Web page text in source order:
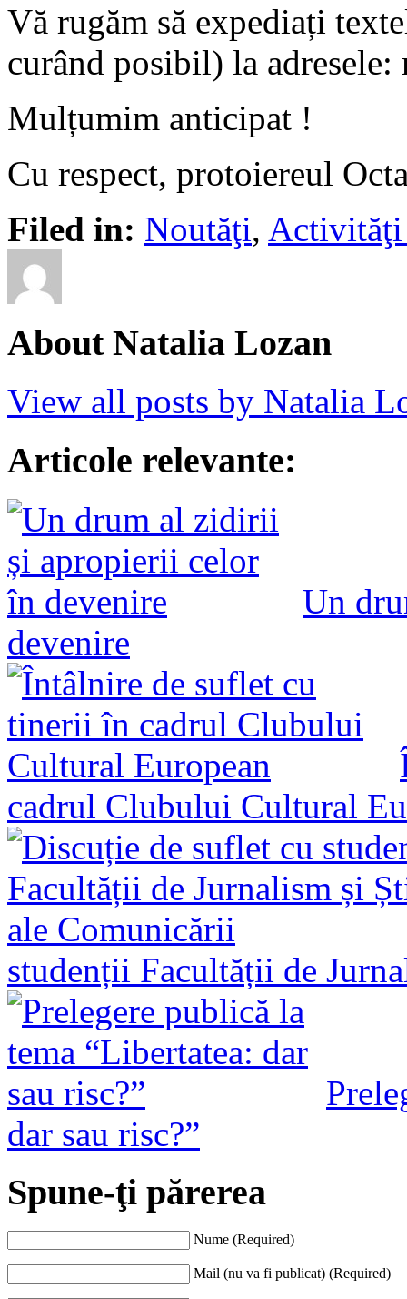
Vă rugăm să expediați
curând posibil) la adresele:
Mulțumim anticipat !
Cu respect, protoiereul
Filed in: Noutăţi, Activităţi
About Natalia Lozan
View all posts by Natalia
Articole relevante:
Un
devenire
cadrul Clubului Cultural
studenții Facultății de
dar sau risc?”
Spune-ţi părerea
Nume (Required)
Mail (nu va fi publicat) (Required)